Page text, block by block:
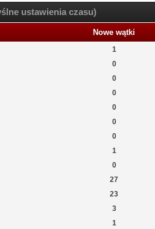
ustawienia czasu)
Nowe wątki
1
0
0
0
0
0
0
1
0
27
23
3
1